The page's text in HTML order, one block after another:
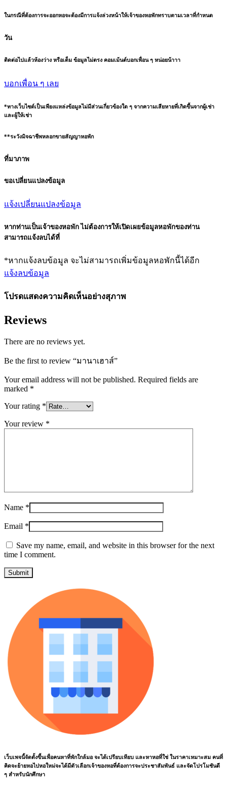
ในกรณีที่ต้องการจะออกหอจะต้องมีการแจ้งล่วงหน้าให้เจ้าของหอพักทราบตามเวลาที่กำหนด
วัน
ติดต่อไปแล้วห้องว่าง หรือเต็ม ข้อมูลไม่ตรง คอมเม้นต์บอกเพื่อน ๆ หน่อยน้าาา
บอกเพื่อน ๆ เลย
*ทางเว็บไซต์เป็นเพียงแหล่งข้อมูลไม่มีส่วนเกี่ยวข้องใด ๆ จากความเสียหายที่เกิดขึ้นจากผู้เช่า
และผู้ให้เช่า
**ระวังมิจฉาชีพหลอกขายสัญญาหอพัก
ที่มาภาพ
ขอเปลี่ยนแปลงข้อมูล
แจ้งเปลี่ยนแปลงข้อมูล
หากท่านเป็นเจ้าของหอพัก ไม่ต้องการให้เปิดเผยข้อมูลหอพักของท่าน
สามารถแจ้งลบได้ที่
*หากแจ้งลบข้อมูล จะไม่สามารถเพิ่มข้อมูลหอพักนี้ได้อีก
แจ้งลบข้อมูล
โปรดแสดงความคิดเห็นอย่างสุภาพ
Reviews
There are no reviews yet.
Be the first to review “มานาเฮาส์”
Your email address will not be published. Required fields are
marked *
Your rating *
Your review *
Name *
Email *
Save my name, email, and website in this browser for the next
time I comment.
เว็บเพจนี้จัดตั้งขึ้นเพื่อคนหาที่พักใกล้มอ จะได้เปรียบเทียบ และหาหอที่ใช่ ในราคาเหมาะสม คนที่
คิดจะย้ายหอไปหอใหม่จะได้มีตัวเลือกเจ้าของหอที่ต้องการจะประชาสัมพันธ์ และจัดโปรโมชันดี
ๆ สำหรับนักศึกษา